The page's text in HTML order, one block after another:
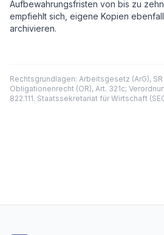
Aufbewahrungsfristen von bis zu
empfiehlt sich, eigene Kopien
archivieren.
Rechtsgrundlagen: Arbeitsgesetz (ArG), SR
Obligationenrecht (OR), Art. 321c;
822.111. Staatssekretariat für Wirtschaft